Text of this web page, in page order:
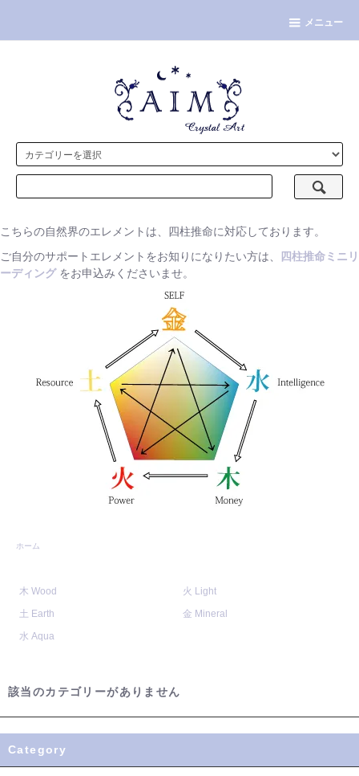
メニュー
こちらの自然界のエレメントは、四柱推命に対応しております。
ご自分のサポートエレメントをお知りになりたい方は、
四柱推命ミニリ
ーディングをお申込みくださいませ。
ホーム
木 Wood
火 Light
土 Earth
金 Mineral
水 Aqua
該当のカテゴリーがありません
Category